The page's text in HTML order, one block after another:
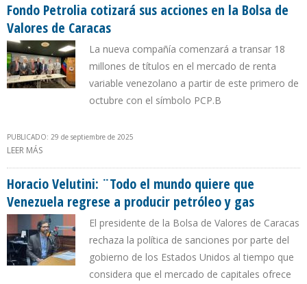
Fondo Petrolia cotizará sus acciones en la Bolsa de
Valores de Caracas
La nueva compañía comenzará a transar 18
millones de títulos en el mercado de renta
variable venezolano a partir de este primero de
octubre con el símbolo PCP.B
PUBLICADO: 29 de septiembre de 2025
LEER MÁS
Horacio Velutini: ¨Todo el mundo quiere que
Venezuela regrese a producir petróleo y gas
El presidente de la Bolsa de Valores de Caracas
rechaza la política de sanciones por parte del
gobierno de los Estados Unidos al tiempo que
considera que el mercado de capitales ofrece